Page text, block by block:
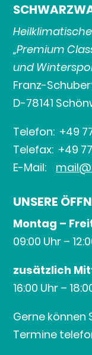
„Premium
und
Franz-
D-78141
Telefon: +49
Telefax: +49
E-Mail:
UNSERE
Montag –
09:00 Uhr –
zusätzlich
16:00 Uhr –
Gerne können
Termine